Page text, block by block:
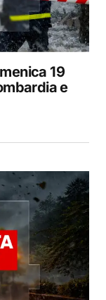
19
e